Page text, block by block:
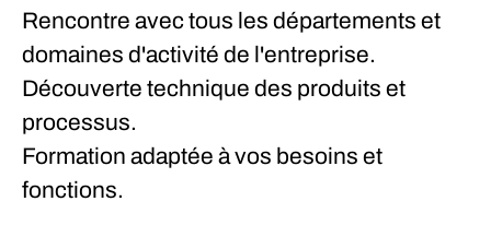
Rencontre avec tous les départements et
domaines d'activité de l'entreprise.
Découverte technique des produits et
processus.
Formation adaptée à vos besoins et
fonctions.